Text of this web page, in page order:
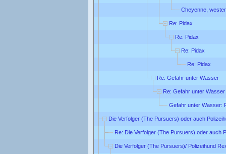
Cheyenne,
Re: Pidax
Re: Pidax
Re: Pidax
Re: Pidax
Re: Gefahr unter Wasser
Re: Gefahr unter Wasser
Gefahr unter Wasser:
Die Verfolger (The Pursuers) oder auch
Re: Die Verfolger (The Pursuers) oder auch
Die Verfolger (The Pursuers)/ Polizeihund